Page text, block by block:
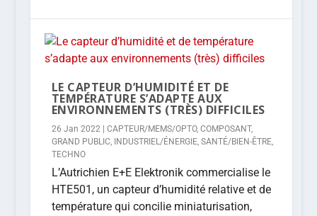
LE CAPTEUR D’HUMIDITÉ ET DE
TEMPÉRATURE S’ADAPTE AUX
ENVIRONNEMENTS (TRÈS) DIFFICILES
26 Jan 2022| CAPTEUR/MEMS/OPTO, COMPOSANT,
GRAND PUBLIC, INDUSTRIEL/ÉNERGIE, SANTÉ/BIEN-ÊTRE,
TECHNO
L’Autrichien E+E Elektronik commercialise le
HTE501, un capteur d’humidité relative et de
température qui concilie miniaturisation,